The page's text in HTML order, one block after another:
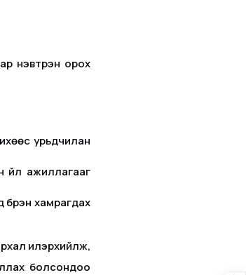
нэвтрэн орох
урьдчилан
ажиллагааг
бүрэн хамрагдах
илэрхийлж,
болсондоо